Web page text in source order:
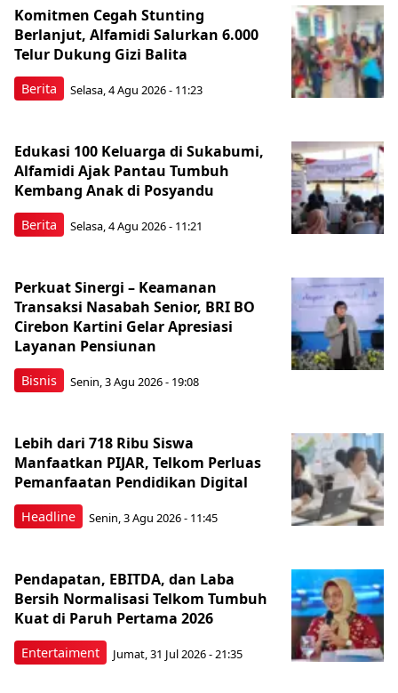
Berita
Komitmen Cegah Stunting
Berlanjut, Alfamidi Salurkan 6.000
Telur Dukung Gizi Balita
Selasa, 4 Agu 2026 - 11:23
Berita
Edukasi 100 Keluarga di Sukabumi,
Alfamidi Ajak Pantau Tumbuh
Kembang Anak di Posyandu
Selasa, 4 Agu 2026 - 11:21
Bisnis
Perkuat Sinergi – Keamanan
Transaksi Nasabah Senior, BRI BO
Cirebon Kartini Gelar Apresiasi
Layanan Pensiunan
Senin, 3 Agu 2026 - 19:08
Headline
Lebih dari 718 Ribu Siswa
Manfaatkan PIJAR, Telkom Perluas
Pemanfaatan Pendidikan Digital
Senin, 3 Agu 2026 - 11:45
Entertaiment
Pendapatan, EBITDA, dan Laba
Bersih Normalisasi Telkom Tumbuh
Kuat di Paruh Pertama 2026
Jumat, 31 Jul 2026 - 21:35